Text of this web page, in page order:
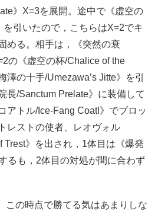
》X=3を展開。途中で《虚空の
引いたので，こちらはX=2でキ
める。相手は，《突然の衰
の《虚空の杯/Chalice of the
の十手/Umezawa’s Jitte》を引
長/Sanctum Prelate》に装備して
アトル/Ice-Fang Coatl》でブロッ
レストの使者、レオヴォル
Trest》を出され，1体目は《爆発
るも，2体目の対処が間に合わず
この時点で勝てる気はあまりしな